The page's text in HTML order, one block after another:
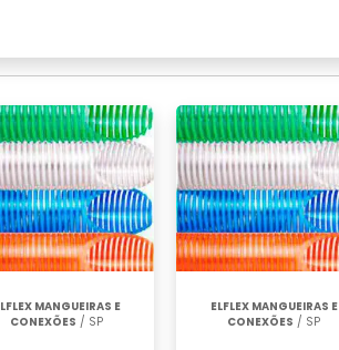
MANGUEIRAS E
CONEXÕES / SP
ELFLEX MANGUEIRAS E
CONEXÕES / SP